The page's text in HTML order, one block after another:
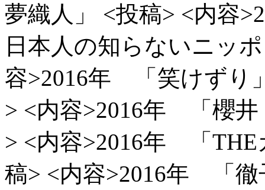
夢織人」
<投稿> <内容
日本人の知らないニッ
容>2016年 「笑けずり
> <内容>2016年 「櫻井
> <内容>2016年 「
稿> <内容>2016年 「徹